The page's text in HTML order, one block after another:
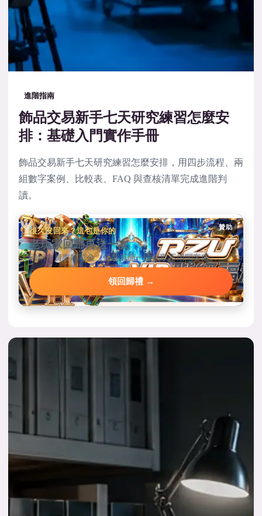
進階指南
飾品交易新手七天研究練習怎麼安
排：基礎入門實作手冊
飾品交易新手七天研究練習怎麼安排，用四步流程、兩
組數字案例、比較表、FAQ 與查核清單完成進階判
讀。
贊助
很久沒回來？這包是你的
老玩家回歸再送一次
回鍋會員專屬彩金，優惠頁面一鍵領取不用問客服。
領回歸禮 →